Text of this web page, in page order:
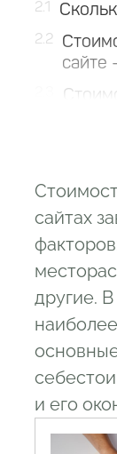
2.1
2.2
сайте
3.1
Совет
3.2
Совет
3.3 Совет
сайтах
другие.
и его